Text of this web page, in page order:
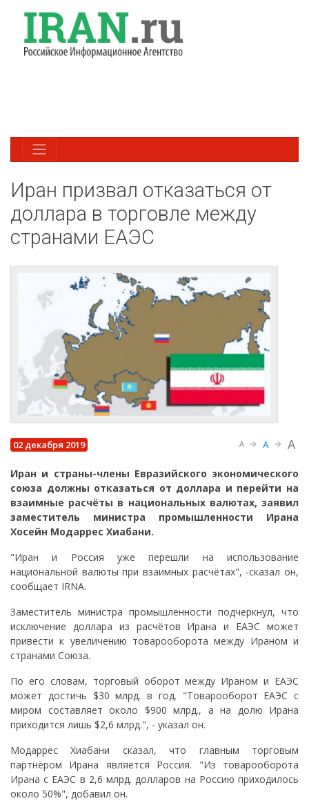
Иран призвал отказаться от
доллара в торговле между
странами ЕАЭС
02 декабря 2019 A A A
Иран и страны-члены Евразийского экономического
союза должны отказаться от доллара и перейти на
взаимные расчёты в национальных валютах, заявил
заместитель министра промышленности Ирана
Хосейн Модаррес Хиабани.
"Иран и Россия уже перешли на использование
национальной валюты при взаимных расчётах", -сказал он,
сообщает IRNA.
Заместитель министра промышленности подчеркнул, что
исключение доллара из расчётов Ирана и ЕАЭС может
привести к увеличению товарооборота между Ираном и
странами Союза.
По его словам, торговый оборот между Ираном и ЕАЭС
может достичь $30 млрд. в год. "Товарооборот ЕАЭС с
миром составляет около $900 млрд., а на долю Ирана
приходится лишь $2,6 млрд.", - указал он.
Модаррес Хиабани сказал, что главным торговым
партнёром Ирана является Россия. "Из товарооборота
Ирана с ЕАЭС в 2,6 млрд. долларов на Россию приходилось
около 50%", добавил он.